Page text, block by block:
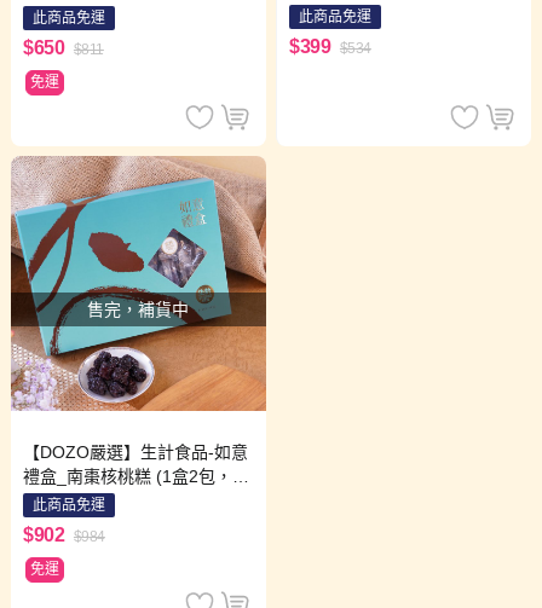
箱）x1箱
此商品免運
$650 $811
免運
冰棒×1盒＋百香果口味冰棒×1
盒（每盒16支）
此商品免運
$399 $534
售完，補貨中
【DOZO嚴選】生計食品-如意
禮盒_南棗核桃糕 (1盒2包，30
0g/包)
此商品免運
$902 $984
免運